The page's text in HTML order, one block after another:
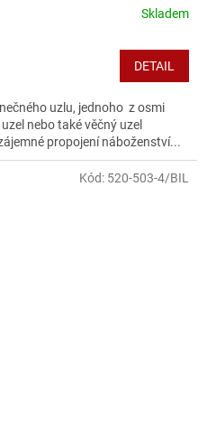
Skladem
DETAIL
uzlu, jednoho z osmi
nebo také věčný uzel
propojení náboženství...
Kód: 520-503-4/BIL